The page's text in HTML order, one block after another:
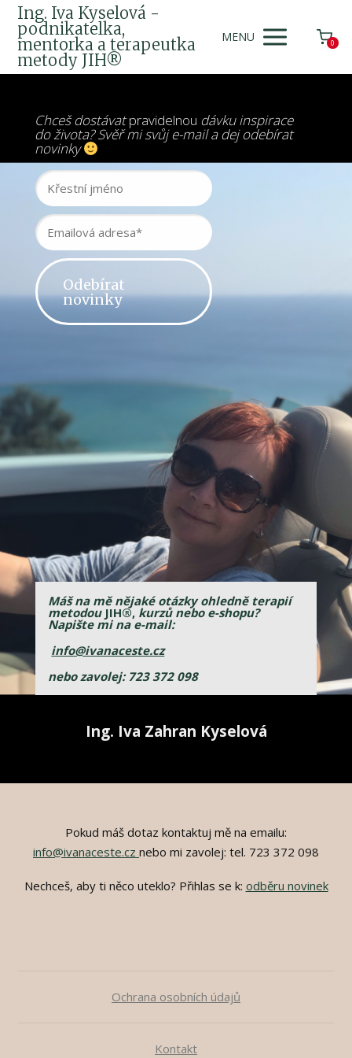
Ing. Iva Kyselová -
podnikatelka,
mentorka a terapeutka
metody JIH®
MENU 0
Chceš dostávatpravidelnou dávku inspirace
do života? Svěř mi svůj e-mail a dej odebírat
novinky
Odebírat
novinky
Máš na mě nějaké otázky ohledně terapií
metodouJIH®, kurzů nebo e-shopu?
Napište mi nae-mail:
info@ivanaceste.cz
nebo zavolej: 723 372 098
Ing. Iva Zahran Kyselová
Pokud máš dotaz kontaktuj mě na emailu:
info@ivanaceste.cz nebo mi zavolej: tel. 723 372 098
Nechceš, aby ti něco uteklo? Přihlas se k: odběru novinek
Ochrana osobních údajů
Kontakt